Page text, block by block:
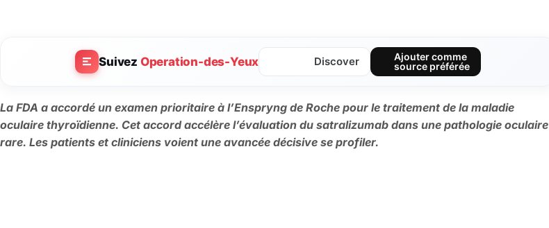
Suivez Operation-des-Yeux Discover
Ajouter comme
source préférée
La FDA a accordé un examen prioritaire à l’Enspryng de Roche pour le traitement de la maladie
oculaire thyroïdienne. Cet accord accélère l’évaluation du satralizumab dans une pathologie oculaire
rare. Les patients et cliniciens voient une avancée décisive se profiler.